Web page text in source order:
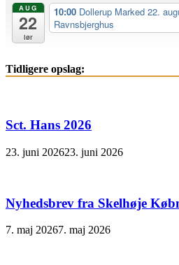
AUG
22
lør
10:00 Dollerup Marked 22.
Ravnsbjerghus
Tidligere opslag:
Sct. Hans 2026
23. juni 202623. juni 2026
Nyhedsbrev fra Skelhøje
7. maj 20267. maj 2026